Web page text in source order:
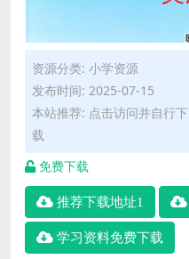
资源分类: 小学资源
发布时间: 2025-07-15
本站推荐: 点击访问并自行下
载
免费下载
推荐下载地址1
学习资料免费下载